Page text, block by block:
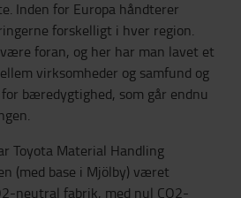
Inden for Europa håndterer
forskelligt i hver region.
foran, og her har man lavet et
virksomheder og samfund og
bæredygtighed, som går endnu
Toyota Material Handling
(med base i Mjölby) været
neutral fabrik, med nul CO2-